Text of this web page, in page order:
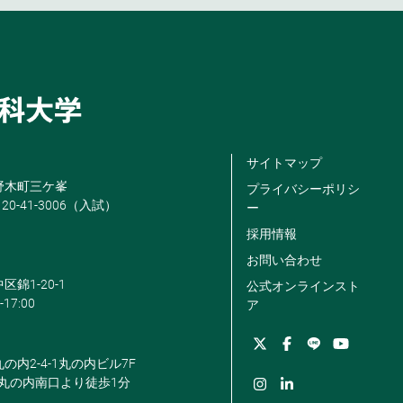
木町三ケ峯
41-3006（入試）
錦1-20-1
17:00
内2-4-1丸の内ビル7F
の内南口より徒歩1分
サイトマップ
プライバシーポリシ
ー
採用情報
お問い合わせ
公式オンラインスト
ア